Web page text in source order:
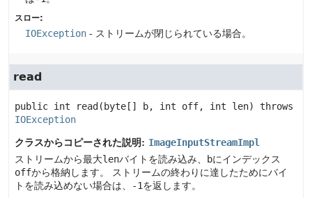
スロー:
IOException - ストリームが閉じられている場合。
read
public int read (byte[] b, int off, int len)
throws
IOException
クラスからコピーされた説明: ImageInputStreamImpl
ストリームから最大lenバイトを読み込み、 bにインデックス
offから格納します。
ストリームの終わりに達したためにバイ
トを読み込めない場合は、
-1を返します。